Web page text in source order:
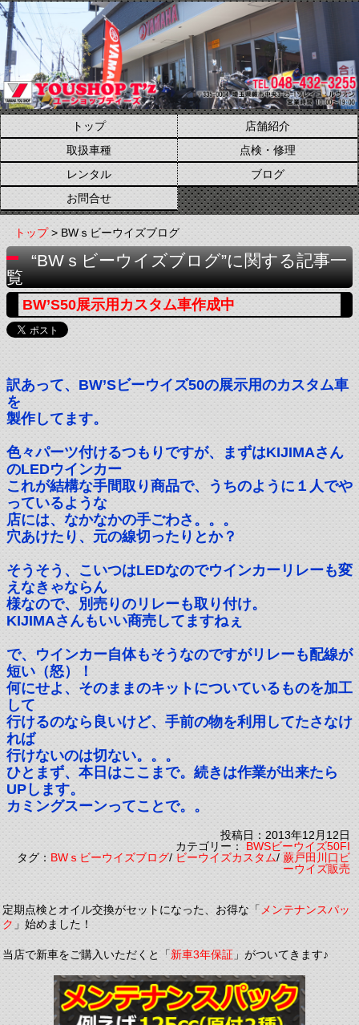
トップ
店舗紹介
取扱車種
点検・修理
レンタル
ブログ
お問合せ
トップ> BWｓビーウイズブログ
“BWｓビーウイズブログ”に関する記事一
覧
BW’S50展示用カスタム車作成中
訳あって、BW’Sビーウイズ50の展示用のカスタム車
を
製作してます。
色々パーツ付けるつもりですが、まずはKIJIMAさん
のLEDウインカー
これが結構な手間取り商品で、うちのように１人でや
っているような
店には、なかなかの手ごわさ。。。
穴あけたり、元の線切ったりとか？
そうそう、こいつはLEDなのでウインカーリレーも変
えなきゃならん
様なので、別売りのリレーも取り付け。
KIJIMAさんもいい商売してますねぇ
で、ウインカー自体もそうなのですがリレーも配線が
短い（怒）！
何にせよ、そのままのキットについているものを加工
して
行けるのなら良いけど、手前の物を利用してたさなけ
れば
行けないのは切ない。。。
ひとまず、本日はここまで。続きは作業が出来たら
UPします。
カミングスーンってことで。。
投稿日：2013年12月12日
カテゴリー：BWSビーウイズ50FI
タグ：BWｓビーウイズブログ/ビーウイズカスタム/蕨戸田川口ビ
ーウイズ販売
定期点検とオイル交換がセットになった、お得な「メンテナンスパッ
ク」始めました！
当店で新車をご購入いただくと「新車3年保証」がついてきます♪